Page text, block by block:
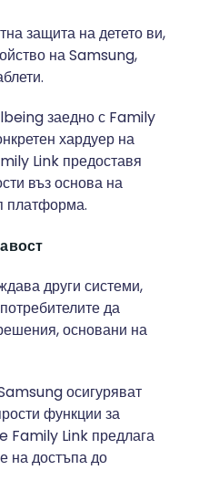
защита на детето ви,
на Samsung,
заедно с Family
хардуер на
Link предоставя
въз основа на
платформа.
други системи,
да
основани на
осигуряват
функции за
Family Link предлага
на достъпа до